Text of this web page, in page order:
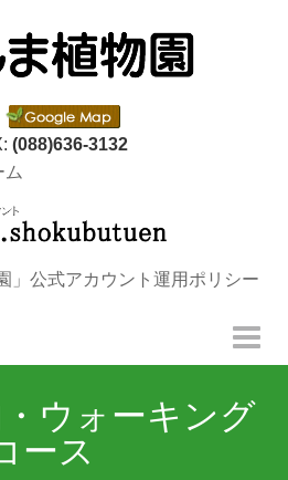
(088)636-3132
ム
」公式アカウント運用ポリシー
ウォーキング
ース